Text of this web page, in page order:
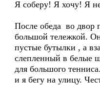
Я соберу! Я хочу! Я
После обеда во двор
большой тележкой.
пустые бутылки , а
слепленный в белые
для большого
и я бегу на улицу.